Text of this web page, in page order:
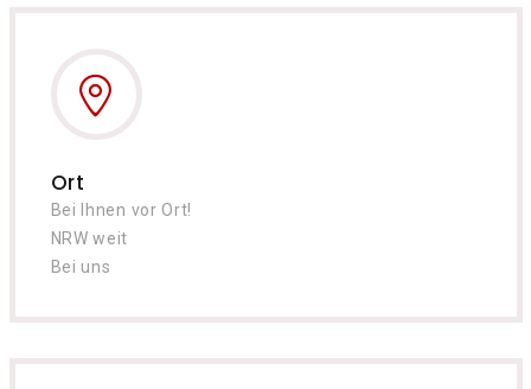
Ort
Bei Ihnen vor Ort!
NRW weit
Bei uns